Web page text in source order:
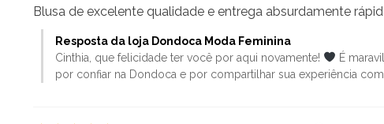
Blusa de excelente qualidade e entrega absurdamente
Resposta da loja Dondoca Moda Feminina
Cinthia, que felicidade ter você por aqui novamente!
É
por confiar na Dondoca e por compartilhar sua experiência